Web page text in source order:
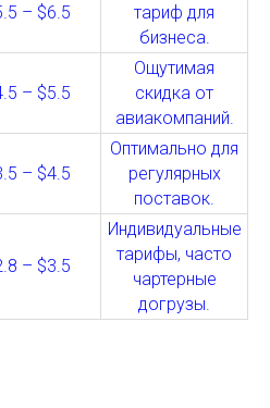
– $6.5
тариф для
бизнеса.
– $5.5
Ощутимая
скидка от
авиакомпаний.
– $4.5
Оптимально для
регулярных
поставок.
– $3.5
Индивидуальные
тарифы, часто
чартерные
догрузы.